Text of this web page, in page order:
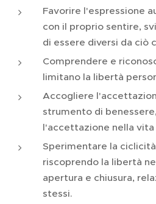
Favorire l'espressione
con il proprio sentire,
di essere diversi da ciò
Comprendere e
limitano la libertà
Accogliere
strumento di
l'accettazione nella vita
Sperimentare la
riscoprendo la libertà
apertura e chiusura,
stessi.